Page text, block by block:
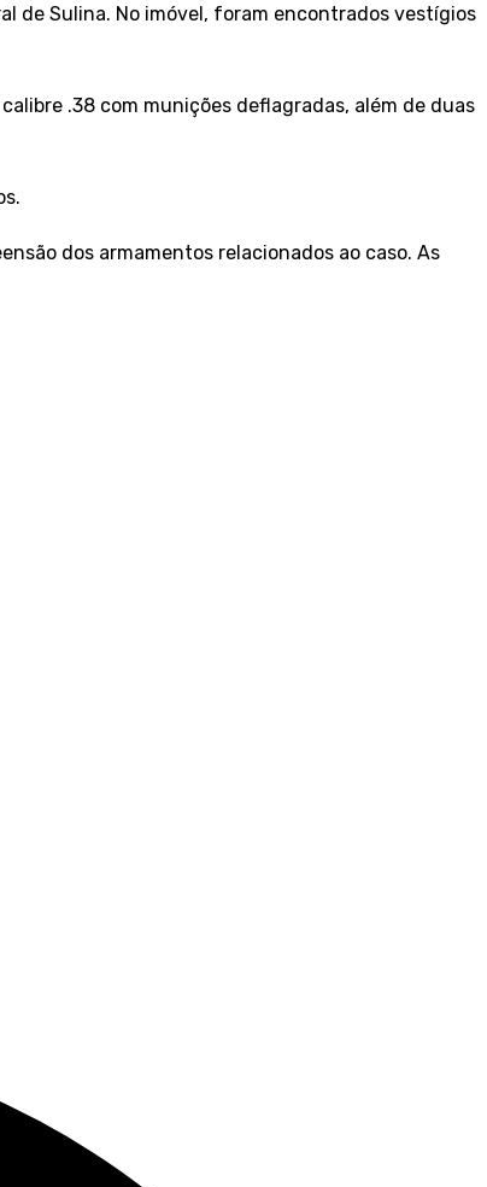
de Sulina. No imóvel, foram encontrados vestígios
.38 com munições deflagradas, além de duas
dos armamentos relacionados ao caso. As